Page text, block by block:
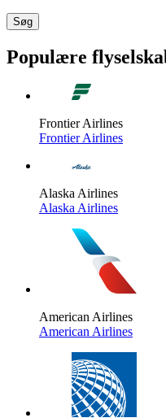
Søg
Populære
Frontier Airlines
Frontier Airlines
Alaska Airlines
Alaska Airlines
American Airlines
American Airlines